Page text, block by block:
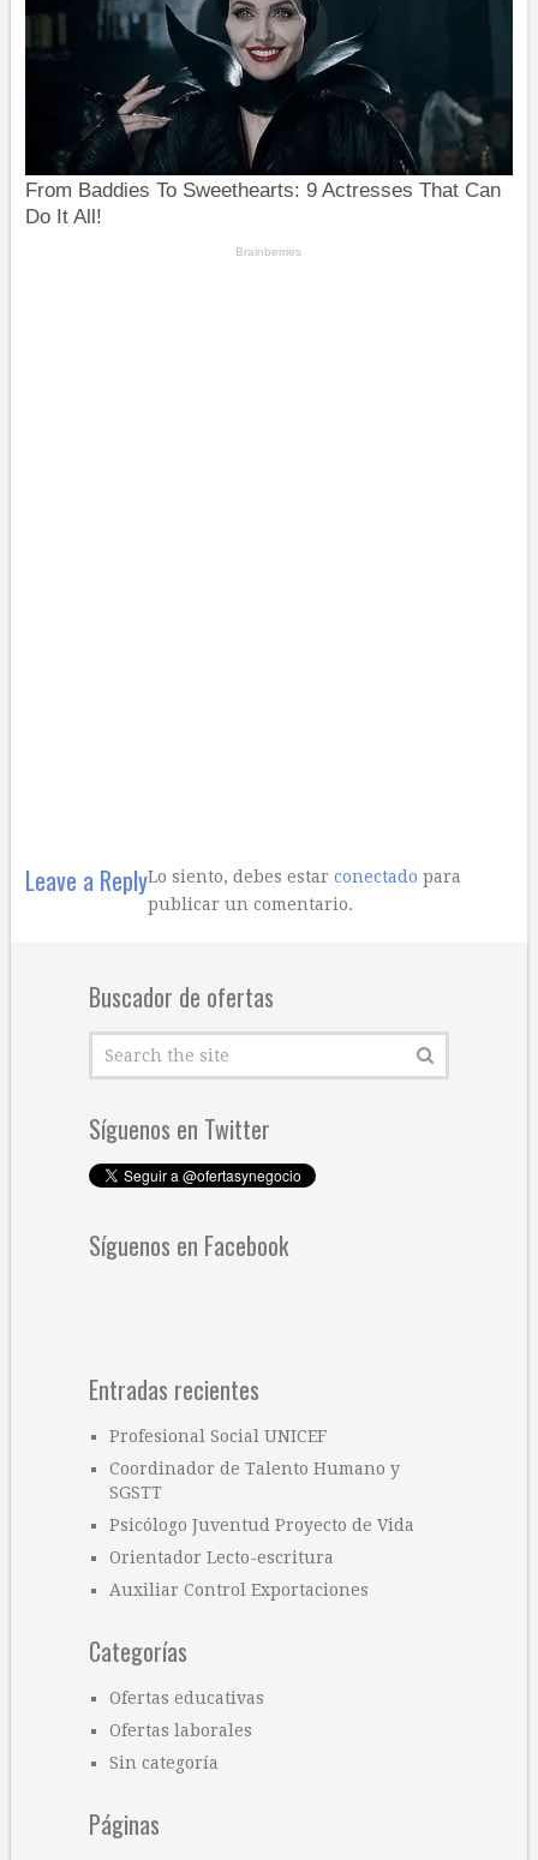
Leave a ReplyLo siento, debes estar conectado para
publicar un comentario.
Buscador de ofertas
Síguenos en Twitter
Síguenos en Facebook
Entradas recientes
Profesional Social UNICEF
Coordinador de Talento Humano y
SGSTT
Psicólogo Juventud Proyecto de Vida
Orientador Lecto-escritura
Auxiliar Control Exportaciones
Categorías
Ofertas educativas
Ofertas laborales
Sin categoría
Páginas